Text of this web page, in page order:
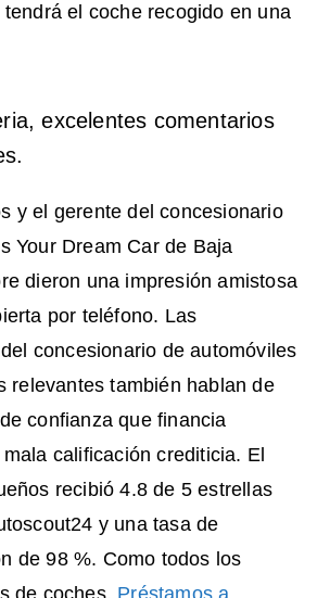
el coche recogido en una
excelentes comentarios
y el gerente del concesionario
Your Dream Car de Baja
dieron una impresión amistosa
por teléfono. Las
concesionario de automóviles
relevantes también hablan de
confianza que financia
calificación crediticia. El
recibió 4.8 de 5 estrellas
y una tasa de
de 98 %. Como todos los